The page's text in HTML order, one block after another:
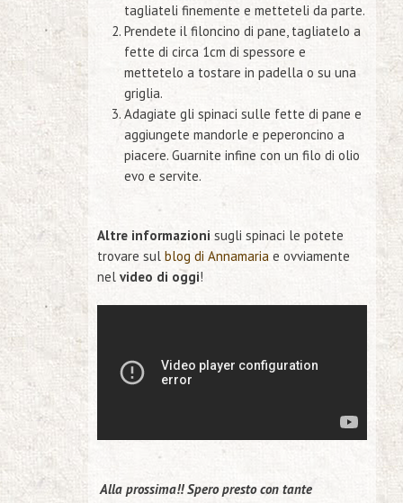
tagliateli finemente e metteteli da parte.
Prendete il filoncino di pane, tagliatelo a
fette di circa 1cm di spessore e
mettetelo a tostare in padella o su una
griglia.
Adagiate gli spinaci sulle fette di pane e
aggiungete mandorle e peperoncino a
piacere. Guarnite infine con un filo di olio
evo e servite.
Altre informazioni sugli spinaci le potete
trovare sul blog di Annamaria e ovviamente
nel video di oggi!
Alla prossima!! Spero presto con tante